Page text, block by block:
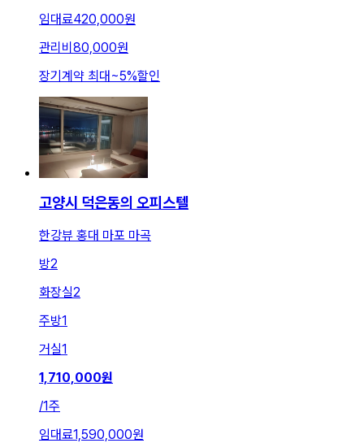
임대료420,000원
관리비 80,000원
장기계약 최대 ~5%할인
고양시 덕은동의 오피스텔
한강뷰 홍대 마포 마곡
방2
화장실2
주방1
거실1
1,710,000원
/1주
임대료1,590,000원